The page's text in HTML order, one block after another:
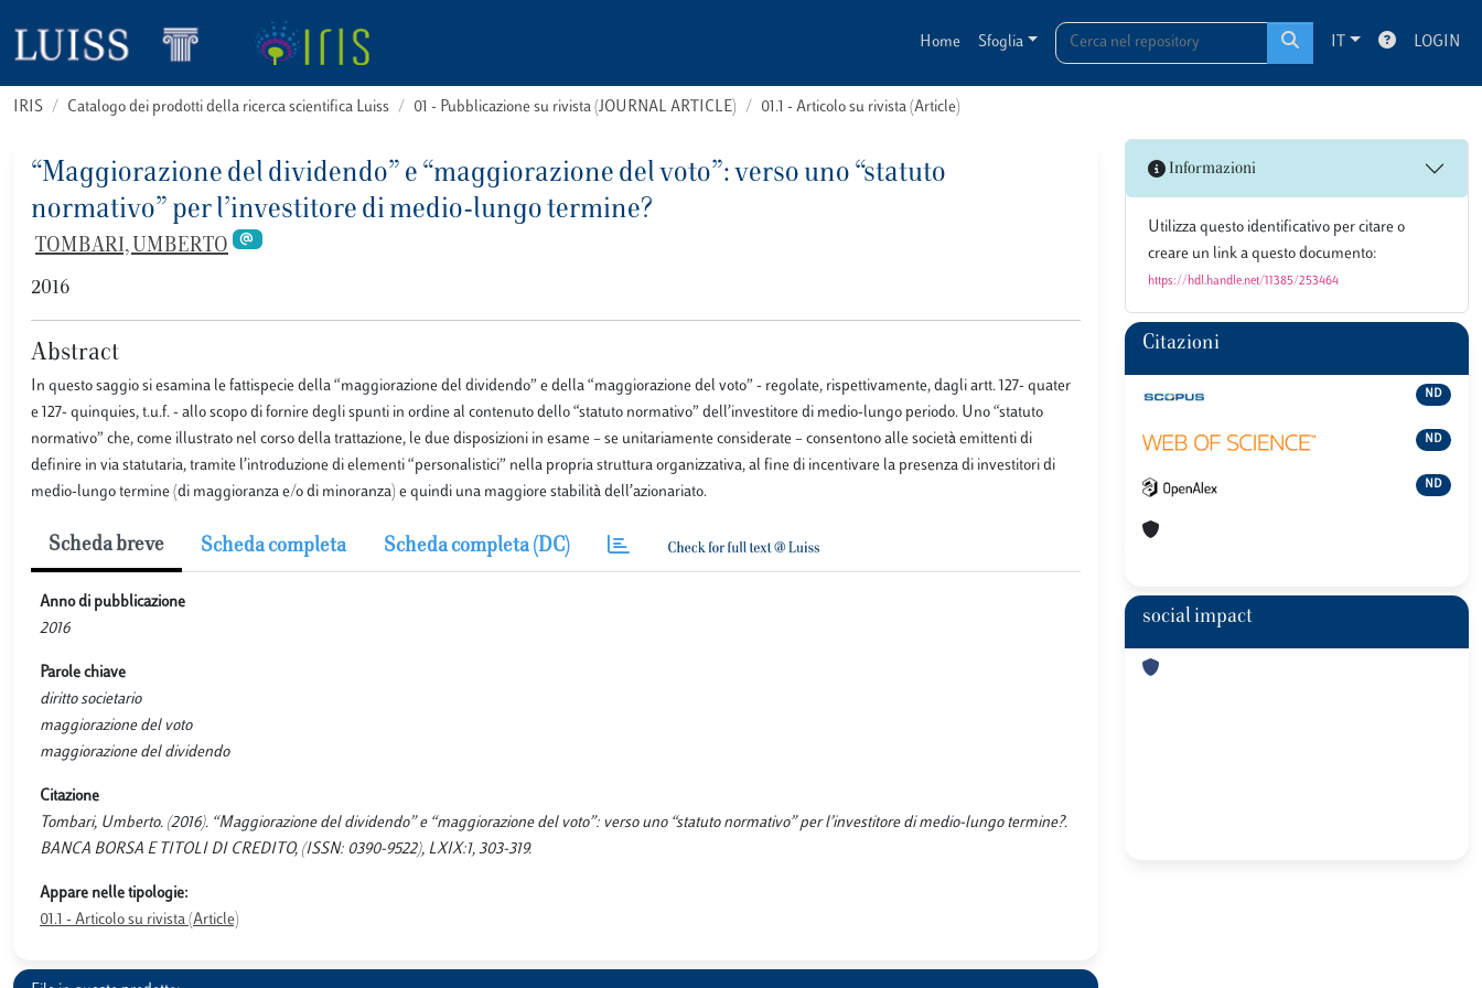
Home Sfoglia IT LOGIN
IRIS Catalogo dei prodotti della ricerca scientifica Luiss 01 - Pubblicazione su rivista (JOURNAL ARTICLE) 01.1 - Articolo su rivista (Article)
“Maggiorazione del dividendo” e “maggiorazione del voto”: verso uno “statuto
normativo” per l’investitore di medio-lungo termine?
TOMBARI, UMBERTO
2016
Abstract
In questo saggio si esamina le fattispecie della “maggiorazione del dividendo” e della “maggiorazione del voto” - regolate, rispettivamente, dagli artt. 127- quater
e 127- quinquies, t.u.f. - allo scopo di fornire degli spunti in ordine al contenuto dello “statuto normativo” dell’investitore di medio-lungo periodo. Uno “statuto
normativo” che, come illustrato nel corso della trattazione, le due disposizioni in esame – se unitariamente considerate – consentono alle società emittenti di
definire in via statutaria, tramite l’introduzione di elementi “personalistici” nella propria struttura organizzativa, al fine di incentivare la presenza di investitori di
medio-lungo termine (di maggioranza e/o di minoranza) e quindi una maggiore stabilità dell’azionariato.
Scheda breve Scheda completa Scheda completa (DC)
Anno di pubblicazione
2016
Parole chiave
diritto societario
maggiorazione del voto
maggiorazione del dividendo
Citazione
Tombari, Umberto. (2016). “Maggiorazione del dividendo” e “maggiorazione del voto”: verso uno “statuto normativo” per l’investitore di medio-lungo termine?.
BANCA BORSA E TITOLI DI CREDITO, (ISSN: 0390-9522), LXIX:1, 303-319.
Appare nelle tipologie:
01.1 - Articolo su rivista (Article)
Informazioni
Utilizza questo identificativo per citare o
creare un link a questo documento:
https://hdl.handle.net/11385/253464
Citazioni
ND
ND
ND
social impact